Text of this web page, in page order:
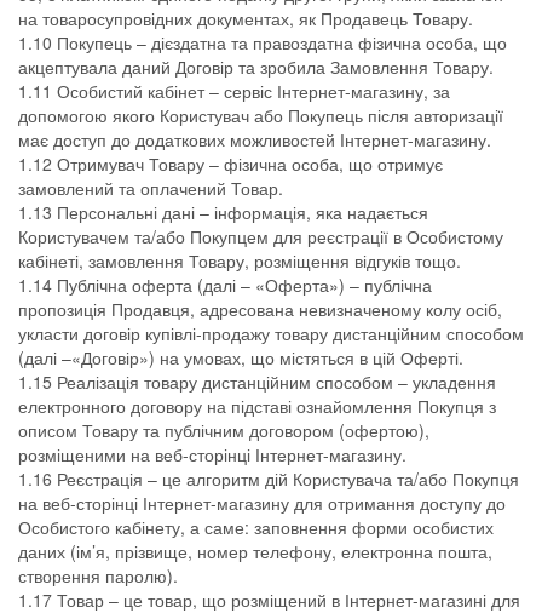
на товаросупровідних документах, як Продавець Товару.
1.10 Покупець – дієздатна та правоздатна фізична особа, що
акцептувала даний Договір та зробила Замовлення Товару.
1.11 Особистий кабінет – сервіс Інтернет-магазину, за
допомогою якого Користувач або Покупець після авторизації
має доступ до додаткових можливостей Інтернет-магазину.
1.12 Отримувач Товару – фізична особа, що отримує
замовлений та оплачений Товар.
1.13 Персональні дані – інформація, яка надається
Користувачем та/або Покупцем для реєстрації в Особистому
кабінеті, замовлення Товару, розміщення відгуків тощо.
1.14 Публічна оферта (далі – «Оферта») – публічна
пропозиція Продавця, адресована невизначеному колу осіб,
укласти договір купівлі-продажу товару дистанційним способом
(далі –«Договір») на умовах, що містяться в цій Оферті.
1.15 Реалізація товару дистанційним способом – укладення
електронного договору на підставі ознайомлення Покупця з
описом Товару та публічним договором (офертою),
розміщеними на веб-сторінці Інтернет-магазину.
1.16 Реєстрація – це алгоритм дій Користувача та/або Покупця
на веб-сторінці Інтернет-магазину для отримання доступу до
Особистого кабінету, а саме: заповнення форми особистих
даних (ім’я, прізвище, номер телефону, електронна пошта,
створення паролю).
1.17 Товар – це товар, що розміщений в Інтернет-магазині для